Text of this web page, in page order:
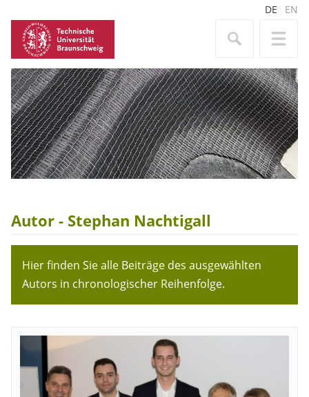
DE EN
Autor - Stephan Nachtigall
Hier finden Sie alle Beiträge des ausgewählten
Autors in chronologischer Reihenfolge.